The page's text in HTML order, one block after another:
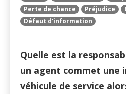
Perte de chance
Préjudice
Défaut d'information
Quelle est la
un agent commet une
véhicule de service